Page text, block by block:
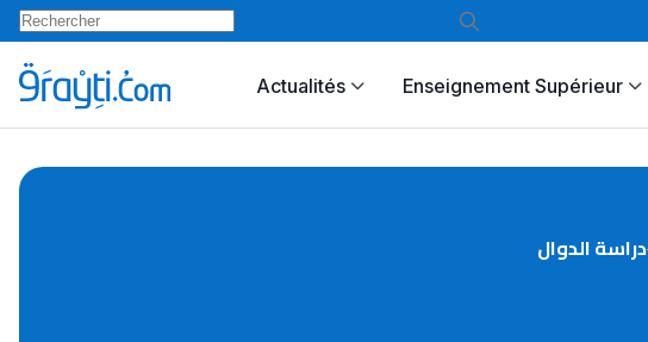
Actualités Enseignement Supérieur
دراسة الدوال